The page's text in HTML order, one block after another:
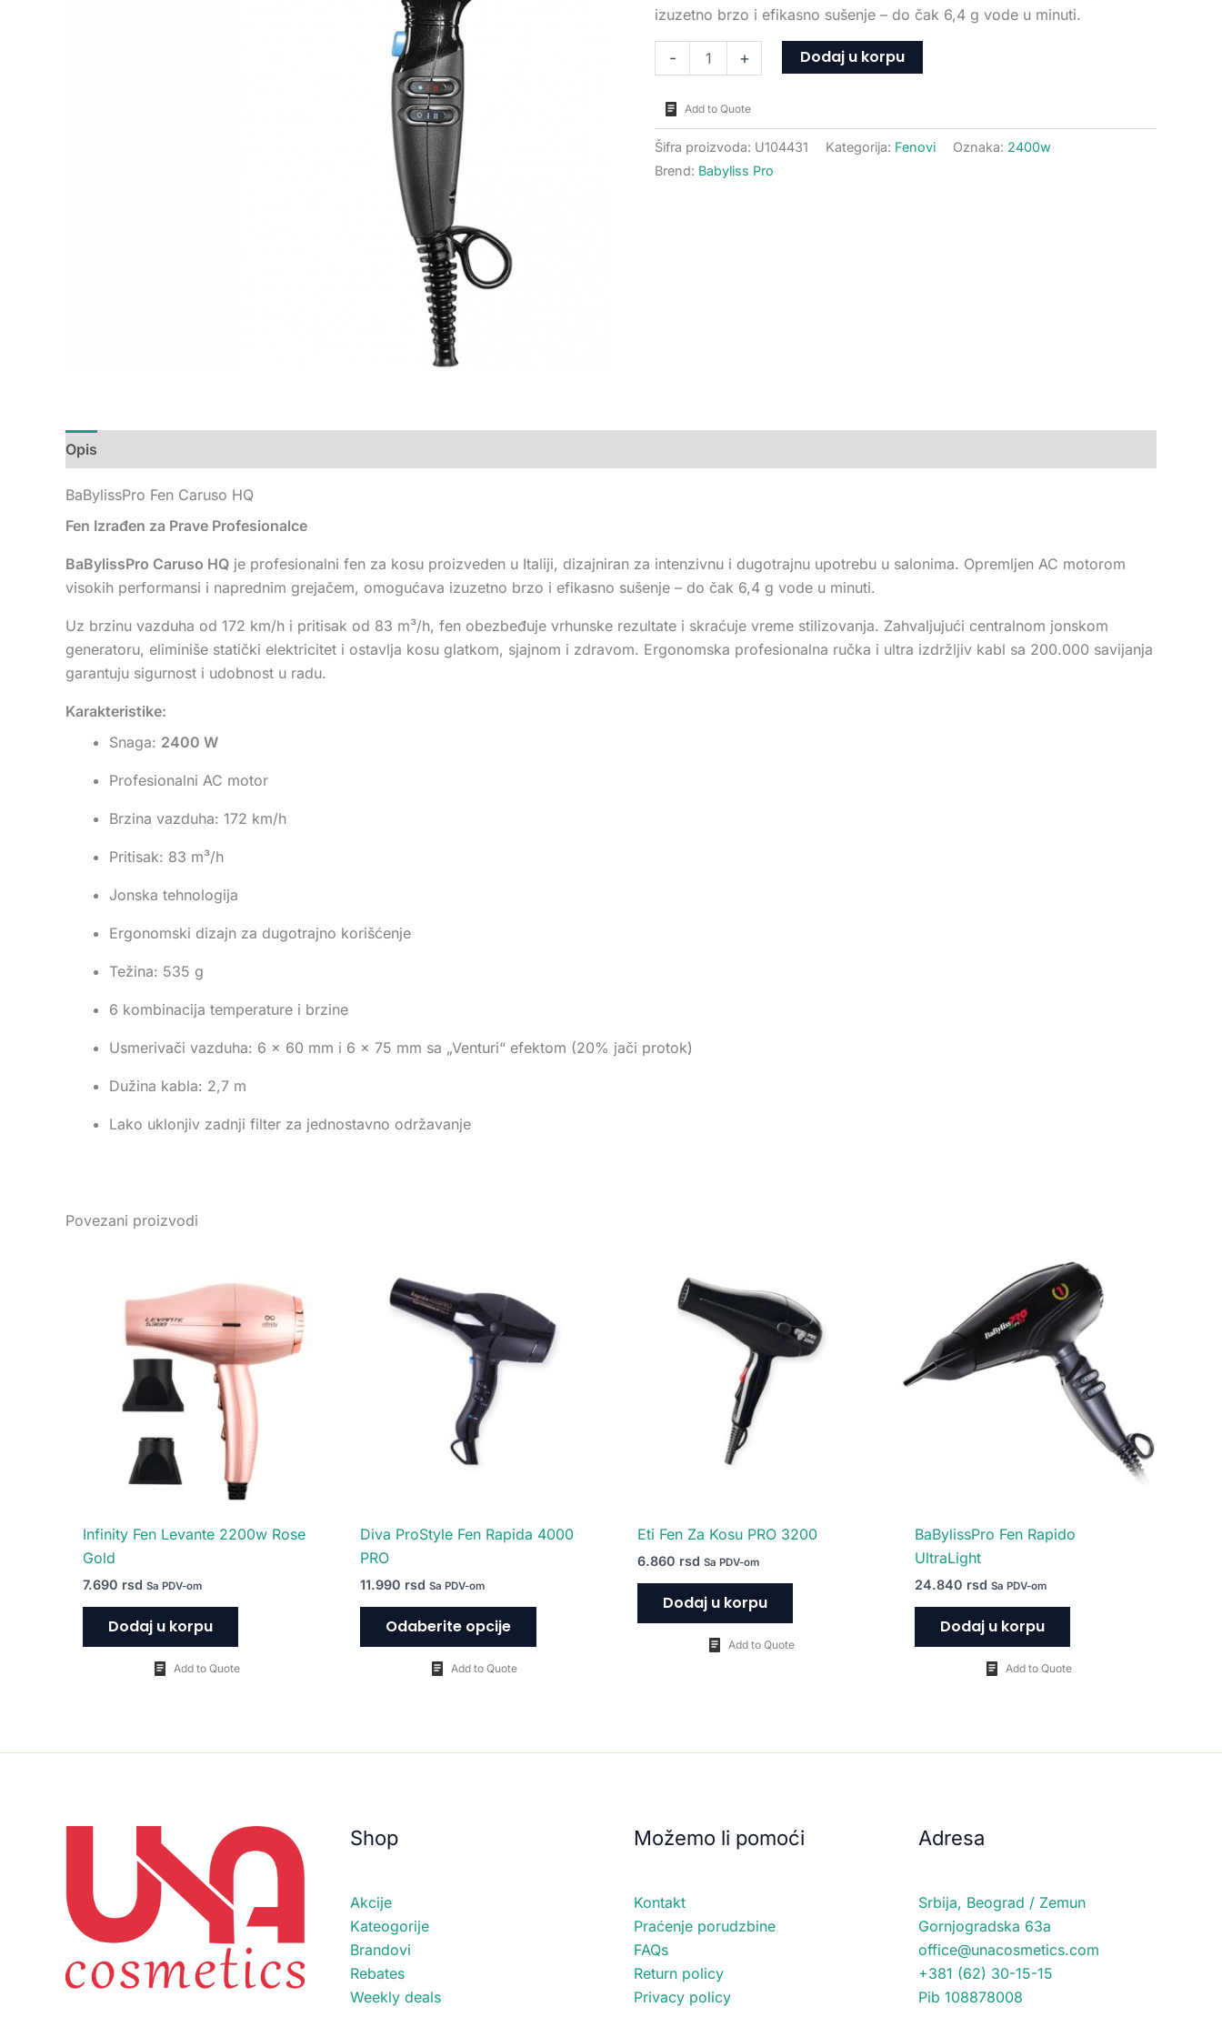
izuzetno brzo i efikasno sušenje – do čak 6,4 g vode u minuti.
- + Dodaj u korpu
Add to Quote
Šifra proizvoda: U104431 Kategorija: Fenovi Oznaka: 2400w
Brend: Babyliss Pro
Opis
BaBylissPro Fen Caruso HQ
Fen Izrađen za Prave Profesionalce
BaBylissPro Caruso HQ je profesionalni fen za kosu proizveden u Italiji, dizajniran za intenzivnu i dugotrajnu upotrebu u salonima. Opremljen AC motorom
visokih performansi i naprednim grejačem, omogućava izuzetno brzo i efikasno sušenje – do čak 6,4 g vode u minuti.
Uz brzinu vazduha od 172 km/h i pritisak od 83 m³/h, fen obezbeđuje vrhunske rezultate i skraćuje vreme stilizovanja. Zahvaljujući centralnom jonskom
generatoru, eliminiše statički elektricitet i ostavlja kosu glatkom, sjajnom i zdravom. Ergonomska profesionalna ručka i ultra izdržljiv kabl sa 200.000 savijanja
garantuju sigurnost i udobnost u radu.
Karakteristike:
Snaga: 2400 W
Profesionalni AC motor
Brzina vazduha: 172 km/h
Pritisak: 83 m³/h
Jonska tehnologija
Ergonomski dizajn za dugotrajno korišćenje
Težina: 535 g
6 kombinacija temperature i brzine
Usmerivači vazduha: 6 x 60 mm i 6 x 75 mm sa „Venturi“ efektom (20% jači protok)
Dužina kabla: 2,7 m
Lako uklonjiv zadnji filter za jednostavno održavanje
Povezani proizvodi
Infinity Fen Levante 2200w Rose
Gold
7.690 rsd Sa PDV-om
Dodaj u korpu
Add to Quote
Diva ProStyle Fen Rapida 4000
PRO
11.990 rsd Sa PDV-om
Odaberite opcije
više
varijanti.
Opcije
Add to Quote
Eti Fen Za Kosu PRO 3200
6.860 rsd Sa PDV-om
Dodaj u korpu
Add to Quote
BaBylissPro Fen Rapido
UltraLight
24.840 rsd Sa PDV-om
Dodaj u korpu
Add to Quote
Shop
Akcije
Kateogorije
Brandovi
Rebates
Weekly deals
Možemo li pomoći
Kontakt
Praćenje porudzbine
FAQs
Return policy
Privacy policy
Adresa
Srbija, Beograd / Zemun
Gornjogradska 63a
office@unacosmetics.com
+381 (62) 30-15-15
Pib 108878008